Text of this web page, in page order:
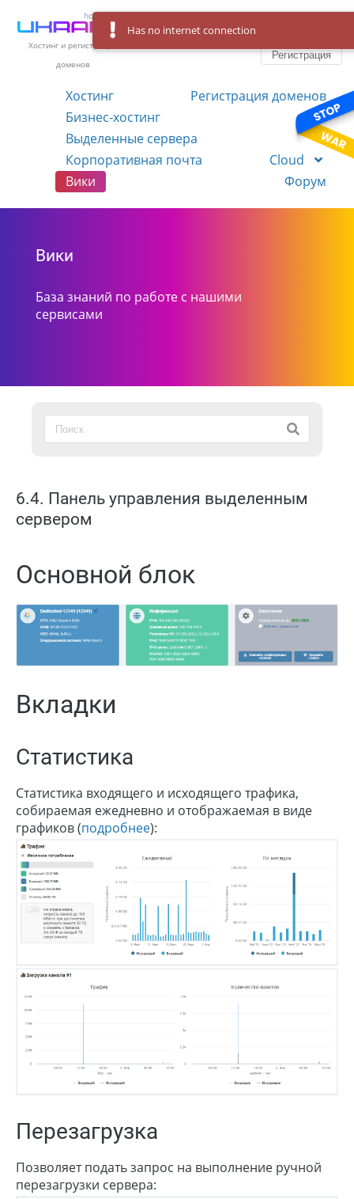
Хостинг и регистрация
доменов
Регистрация
Хостинг
Регистрация доменов
Бизнес-хостинг
VPS
Выделенные сервера
Корпоративная почта
Cloud
Вики
Форум
Вики
База знаний по работе с нашими
сервисами
6.4. Панель управления выделенным
сервером
Основной блок
Вкладки
Статистика
Статистика входящего и исходящего трафика,
собираемая ежедневно и отображаемая в виде
графиков (подробнее):
Перезагрузка
Позволяет подать запрос на выполнение ручной
перезагрузки сервера:
Has no internet connection